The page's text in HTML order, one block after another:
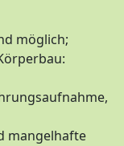
möglich;
mangelhafte